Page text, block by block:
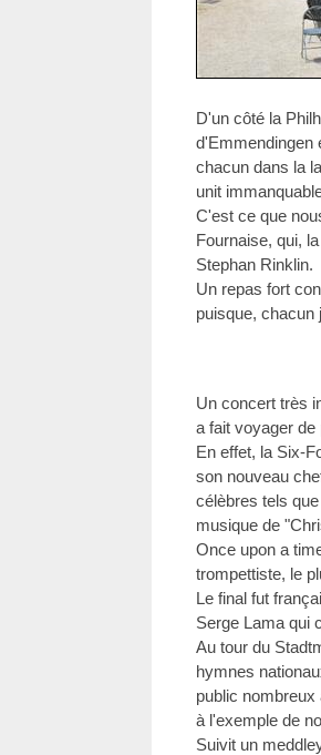
D'un côté la
d'Emmendingen
chacun dans la
unit
C'est ce que
Fournaise, qui,
Stephan Rinklin.
Un repas fort
puisque, chacun
Un concert très
a fait voyager de
En effet, la Six-
son nouveau
célèbres tels
musique de
Once upon a
trompettiste, le
Le final fut
Serge Lama qui
Au tour du
hymnes
public
à l'exemple de
Suivit un